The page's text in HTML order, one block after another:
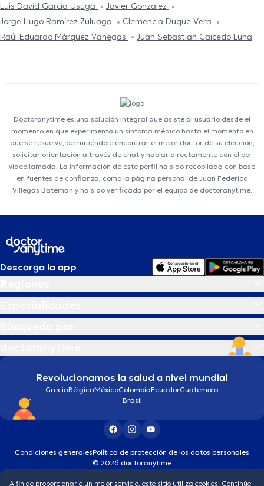
Luis David García Usuga
Javier Gonzalez
Jorge Hugo Ramírez Zuluaga
Clemencia Duque Vera
Raúl Eduardo Márquez Vanegas
Juan Sebastian Caicedo Luna
Doctoranytime es una solución integral que asiste al usuario desde el
momento en que experimenta un síntoma médico hasta el momento en
que se resuelve, permitiéndole encontrar el mejor doctor de su elección,
solicitar orientación a través de chat y hablar directamente con él por
videollamada. La información de este perfil ha sido recopilada con base
en fuentes de confianza, como la página personal de Juan Federico
Villegas Bateman y ha sido verificada por el equipo de doctoranytime.
Descarga la app
Revolucionamos la salud a nivel mundial
GreciaBélgicaMéxicoColombiaEcuadorGuatemala
Brasil
Condiciones generalesPolítica de protección de los datos personales
© 2026 doctoranytime
A fin de proporcionarle un mejor servicio, este sitio utiliza cookies. Continúe